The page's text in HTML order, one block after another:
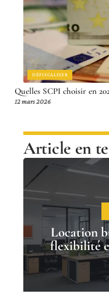
DÉFISCALISER
Quelles SCPI choisir en
12 mars 2026
Article en
Location
flexibilité